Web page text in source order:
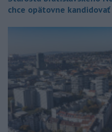
chce opätovne kandidovať